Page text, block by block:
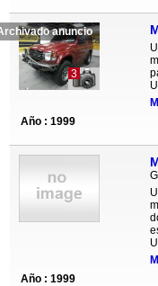
anuncio
3
Año : 1999
Año : 1999